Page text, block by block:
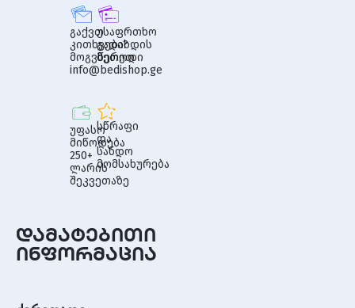
გაქვთ
კითხვები?
მოგვწერეთ
info@bedishop.ge
უსაფრთხო
გადახდის
მეთოდი
უფასო
მიწოდება
250+
ლარის
შეკვეთაზე
სწრაფი
და
სანდო
მომსახურება
დამატებითი
ინფორმაცია